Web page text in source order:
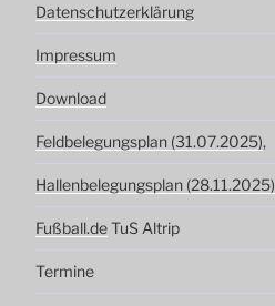
Datenschutzerklärung
Impressum
Download
Feldbelegungsplan (31.07.2025),
Hallenbelegungsplan (28.11.2025)
Fußball.deTuS Altrip
Termine